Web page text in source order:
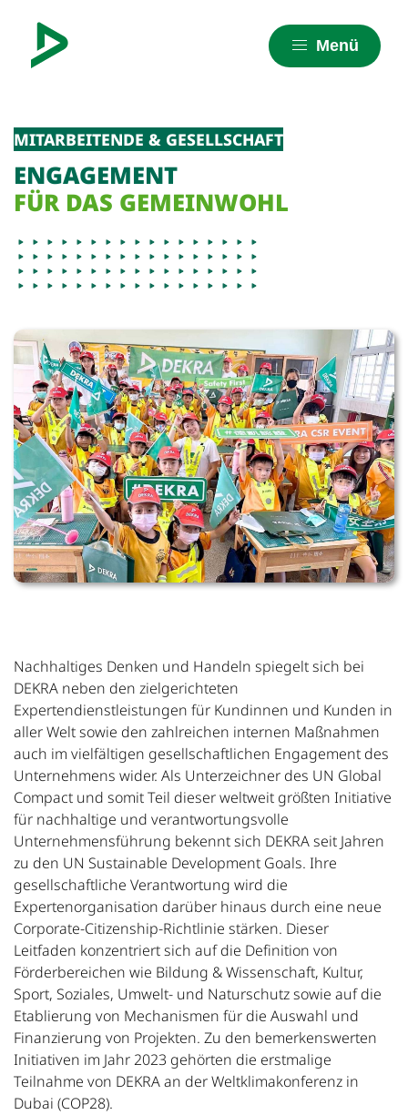
Menü
MITARBEITENDE & GESELLSCHAFT
ENGAGEMENT
FÜR DAS GEMEINWOHL
Nachhaltiges Denken und Handeln spiegelt sich bei
DEKRA neben den zielgerichteten
Expertendienstleistungen für Kundinnen und Kunden in
aller Welt sowie den zahlreichen internen Maßnahmen
auch im vielfältigen gesellschaftlichen Engagement des
Unternehmens wider. Als Unterzeichner des UN Global
Compact und somit Teil dieser weltweit größten Initiative
für nachhaltige und verantwortungsvolle
Unternehmensführung bekennt sich DEKRA seit Jahren
zu den UN Sustainable Development Goals. Ihre
gesellschaftliche Verantwortung wird die
Expertenorganisation darüber hinaus durch eine neue
Corporate-Citizenship-Richtlinie stärken. Dieser
Leitfaden konzentriert sich auf die Definition von
Förderbereichen wie Bildung & Wissenschaft, Kultur,
Sport, Soziales, Umwelt- und Naturschutz sowie auf die
Etablierung von Mechanismen für die Auswahl und
Finanzierung von Projekten. Zu den bemerkenswerten
Initiativen im Jahr 2023 gehörten die erstmalige
Teilnahme von DEKRA an der Weltklimakonferenz in
Dubai (COP28).